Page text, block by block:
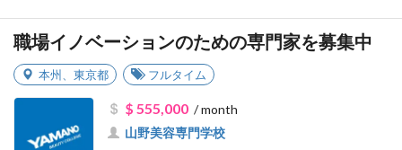
職場イノベーションのための専門家を募集中
本州 東京都 フルタイム
$ 555,000/ month
山野美容専門学校